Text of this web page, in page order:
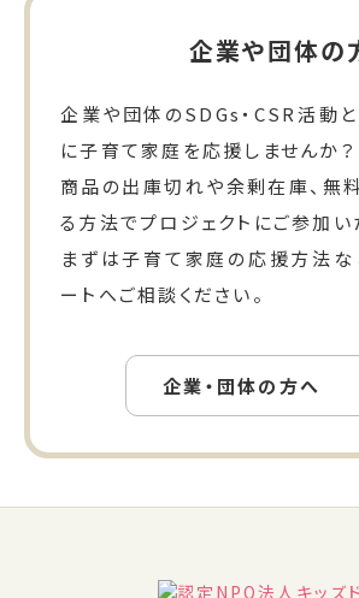
企業や団体の
企業や団体のSDGs・CSR活動と
に子育て家庭を応援しませんか？
商品の出庫切れや余剰在庫、無
る方法でプロジェクトにご参加い
まずは子育て家庭の応援方法な
ートへご相談ください。
企業・団体の方へ